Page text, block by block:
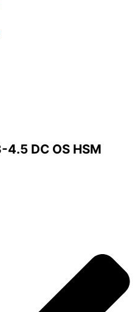
DC OS HSM